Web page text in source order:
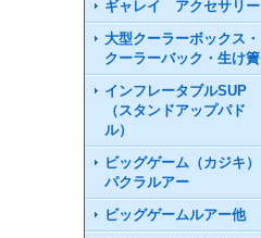
ギャレイ アクセサリー
大型クーラーボックス・
クーラーバック・生け簀
インフレータブルSUP
（スタンドアップパド
ル）
ビッグゲーム（カジキ）
パクラルアー
ビッグゲームルアー他